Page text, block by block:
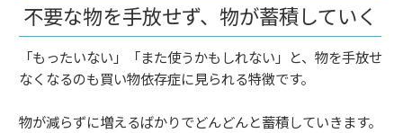
不要な物を手放せず、物が蓄積していく
「もったいない」「また使うかもしれない」と、物を手放せ
なくなるのも買い物依存症に見られる特徴です。
物が減らずに増えるばかりでどんどんと蓄積していきます。